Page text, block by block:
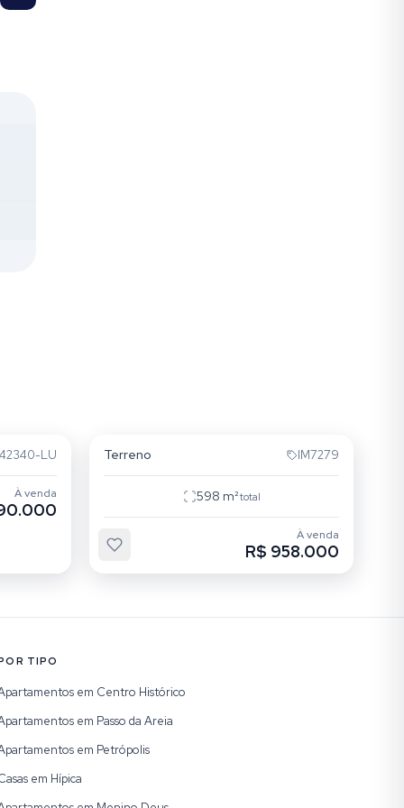
LU
À venda
Terreno IM7279
598 m²total
À venda
R$ 958.000
TIPO
em Centro Histórico
em Passo da Areia
em Petrópolis
em Hípica